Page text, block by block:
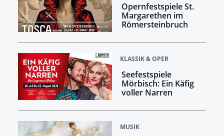
Opernfestspiele St.
Margarethen im
Römersteinbruch
KLASSIK & OPER
Seefestspiele
Mörbisch: Ein Käfig
voller Narren
MUSIK